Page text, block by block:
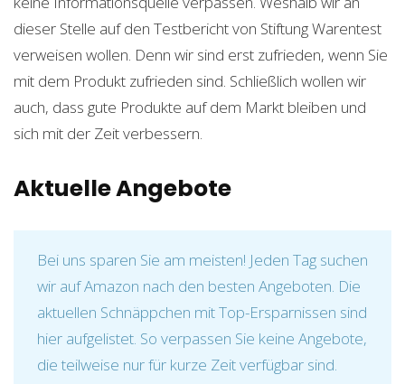
dieser Stelle auf den Testbericht von Stiftung Warentest
verweisen wollen. Denn wir sind erst zufrieden, wenn Sie
mit dem Produkt zufrieden sind. Schließlich wollen wir
auch, dass gute Produkte auf dem Markt bleiben und
sich mit der Zeit verbessern.
Aktuelle Angebote
Bei uns sparen Sie am meisten! Jeden Tag suchen
wir auf Amazon nach den besten Angeboten. Die
aktuellen Schnäppchen mit Top-Ersparnissen sind
hier aufgelistet. So verpassen Sie keine Angebote,
die teilweise nur für kurze Zeit verfügbar sind.